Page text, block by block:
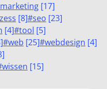
[17]
[8]#seo [23]
[4]#tool [5]
]#web [25]#webdesign [4]
]
wissen [15]